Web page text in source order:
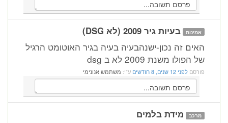
אמינות בעיות גיר 2009 (לא DSG)
האים זה נכון-ישנהבעיה בעיה בגיר האוטומט הרגיל
של הפולו משנת 2009 לא ב dsg
פורסם לפני 12 שנים, 8 חודשים ע"י: משתמש אנונימי
מרכב מידת בלמים